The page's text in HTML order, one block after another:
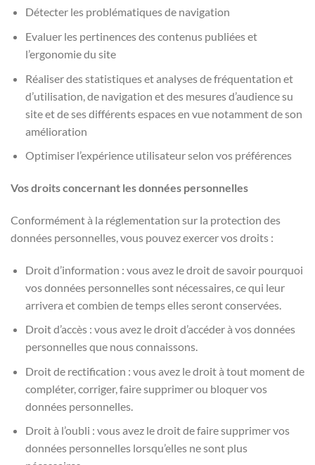
Détecter les problématiques de navigation
Evaluer les pertinences des contenus publiées et
l’ergonomie du site
Réaliser des statistiques et analyses de fréquentation et
d’utilisation, de navigation et des mesures d’audience su
site et de ses différents espaces en vue notamment de son
amélioration
Optimiser l’expérience utilisateur selon vos préférences
Vos droits concernant les données personnelles
Conformément à la réglementation sur la protection des
données personnelles, vous pouvez exercer vos droits :
Droit d’information : vous avez le droit de savoir pourquoi
vos données personnelles sont nécessaires, ce qui leur
arrivera et combien de temps elles seront conservées.
Droit d’accès : vous avez le droit d’accéder à vos données
personnelles que nous connaissons.
Droit de rectification : vous avez le droit à tout moment de
compléter, corriger, faire supprimer ou bloquer vos
données personnelles.
Droit à l’oubli : vous avez le droit de faire supprimer vos
données personnelles lorsqu’elles ne sont plus